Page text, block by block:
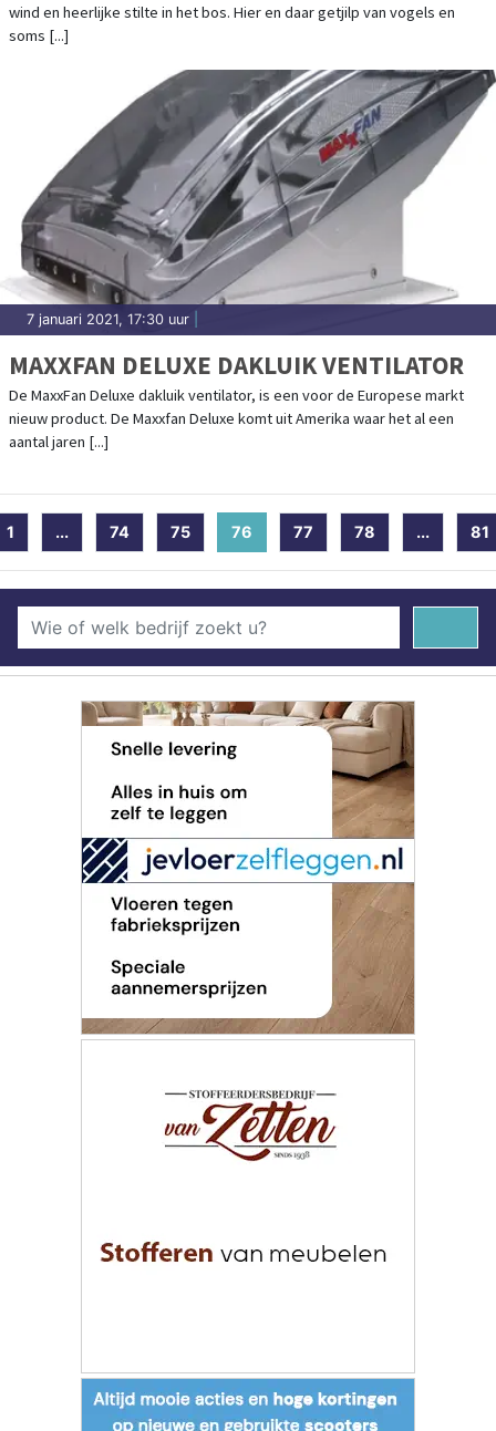
wind en heerlijke stilte in het bos. Hier en daar getjilp van vogels en
soms [...]
7 januari 2021, 17:30 uur
MAXXFAN DELUXE DAKLUIK VENTILATOR
De MaxxFan Deluxe dakluik ventilator, is een voor de Europese markt
nieuw product. De Maxxfan Deluxe komt uit Amerika waar het al een
aantal jaren [...]
1 ... 74 75 76 (current)
77 78 ... 81